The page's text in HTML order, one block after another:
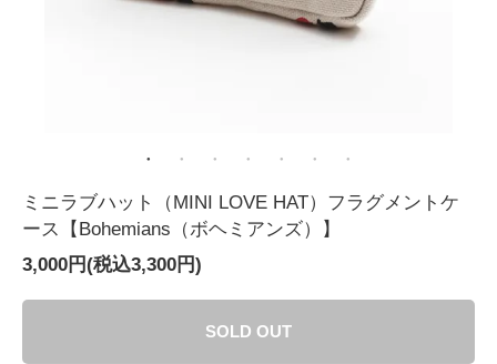
ミニラブハット（MINI LOVE HAT）フラグメントケ
ース【Bohemians（ボヘミアンズ）】
3,000円(税込3,300円)
SOLD OUT